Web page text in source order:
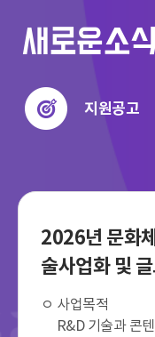
새로운소식
지원공고
2026년 문화
술사업화 및
공고
ㅇ 사업목적
R&D 기술과 콘